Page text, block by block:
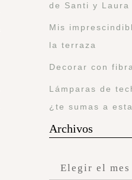
de Santi y Laura
Mis
la terraza
Decorar con
Lámparas de
¿te sumas a
Archivos